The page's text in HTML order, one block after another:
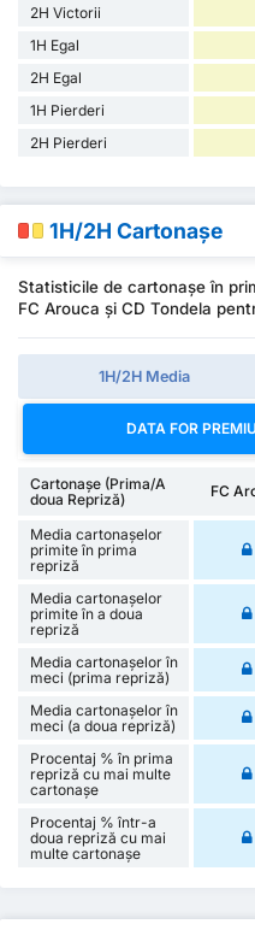
2H Victorii
1H Egal
2H Egal
1H Pierderi
2H Pierderi
1H/2H Cartonașe
Statisticile de cartonașe în
FC Arouca și CD Tondela
1H/2H Media
DATA FOR
Cartonașe (Prima/A
doua Repriză)
FC
Media cartonașelor
primite în prima
repriză
Media cartonașelor
primite în a doua
repriză
Media cartonașelor în
meci (prima repriză)
Media cartonașelor în
meci (a doua repriză)
Procentaj % în prima
repriză cu mai multe
cartonașe
Procentaj % într-a
doua repriză cu mai
multe cartonașe